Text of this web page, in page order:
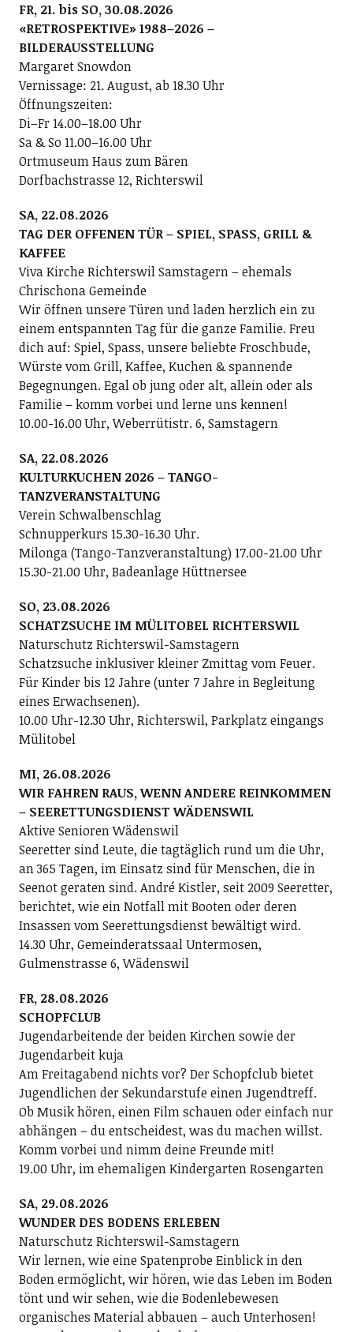
FR, 21. bis SO, 30.08.2026
«RETROSPEKTIVE» 1988–2026 –
BILDERAUSSTELLUNG
Margaret Snowdon
Vernissage: 21. August, ab 18.30 Uhr
Öffnungszeiten:
Di–Fr 14.00–18.00 Uhr
Sa & So 11.00–16.00 Uhr
Ortmuseum Haus zum Bären
Dorfbachstrasse 12, Richterswil
SA, 22.08.2026
TAG DER OFFENEN TÜR – SPIEL, SPASS, GRILL &
KAFFEE
Viva Kirche Richterswil Samstagern – ehemals
Chrischona Gemeinde
Wir öffnen unsere Türen und laden herzlich ein zu
einem entspannten Tag für die ganze Familie. Freu
dich auf: Spiel, Spass, unsere beliebte Froschbude,
Würste vom Grill, Kaffee, Kuchen & spannende
Begegnungen. Egal ob jung oder alt, allein oder als
Familie – komm vorbei und lerne uns kennen!
10.00-16.00 Uhr, Weberrütistr. 6, Samstagern
SA, 22.08.2026
KULTURKUCHEN 2026 – TANGO-
TANZVERANSTALTUNG
Verein Schwalbenschlag
Schnupperkurs 15.30-16.30 Uhr.
Milonga (Tango-Tanzveranstaltung) 17.00-21.00 Uhr
15.30-21.00 Uhr, Badeanlage Hüttnersee
SO, 23.08.2026
SCHATZSUCHE IM MÜLITOBEL RICHTERSWIL
Naturschutz Richterswil-Samstagern
Schatzsuche inklusiver kleiner Zmittag vom Feuer.
Für Kinder bis 12 Jahre (unter 7 Jahre in Begleitung
eines Erwachsenen).
10.00 Uhr-12.30 Uhr, Richterswil, Parkplatz eingangs
Mülitobel
MI, 26.08.2026
WIR FAHREN RAUS, WENN ANDERE REINKOMMEN
– SEERETTUNGSDIENST WÄDENSWIL
Aktive Senioren Wädenswil
Seeretter sind Leute, die tagtäglich rund um die Uhr,
an 365 Tagen, im Einsatz sind für Menschen, die in
Seenot geraten sind. André Kistler, seit 2009 Seeretter,
berichtet, wie ein Notfall mit Booten oder deren
Insassen vom Seerettungsdienst bewältigt wird.
14.30 Uhr, Gemeinderatssaal Untermosen,
Gulmenstrasse 6, Wädenswil
FR, 28.08.2026
SCHOPFCLUB
Jugendarbeitende der beiden Kirchen sowie der
Jugendarbeit kuja
Am Freitagabend nichts vor? Der Schopfclub bietet
Jugendlichen der Sekundarstufe einen Jugendtreff.
Ob Musik hören, einen Film schauen oder einfach nur
abhängen – du entscheidest, was du machen willst.
Komm vorbei und nimm deine Freunde mit!
19.00 Uhr, im ehemaligen Kindergarten Rosengarten
SA, 29.08.2026
WUNDER DES BODENS ERLEBEN
Naturschutz Richterswil-Samstagern
Wir lernen, wie eine Spatenprobe Einblick in den
Boden ermöglicht, wir hören, wie das Leben im Boden
tönt und wir sehen, wie die Bodenlebewesen
organisches Material abbauen – auch Unterhosen!